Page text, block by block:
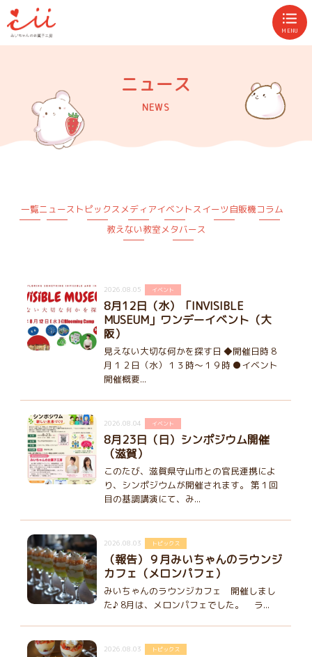
MENU
ニュース
NEWS
一覧ニュース トピックスメディアイベントスイーツ自販機コラム
教えない教室メタバース
2026.08.05 イベント
8月12日（水）「INVISIBLE
MUSEUM」ワンデーイベント（大
阪）
見えない大切な何かを探す日 ◆開催日時 8
月１２日（水）１３時～１９時 ●イベント
開催概要...
2026.08.04 イベント
8月23日（日）シンポジウム開催
（滋賀）
このたび、滋賀県守山市との官民連携によ
り、シンポジウムが開催されます。 第１回
目の基調講演にて、み...
2026.08.03 トピックス
（報告）９月みいちゃんのラウンジ
カフェ（メロンパフェ）
みいちゃんのラウンジカフェ 開催しまし
た♪ 8月は、メロンパフェでした。 ラ...
2026.08.03 トピックス